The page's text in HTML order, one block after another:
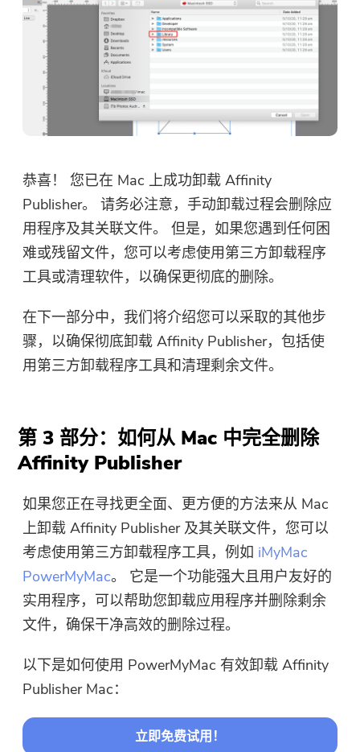
恭喜！ 您已在 Mac 上成功卸载 Affinity
Publisher。 请务必注意，手动卸载过程会删除应
用程序及其关联文件。 但是，如果您遇到任何困
难或残留文件，您可以考虑使用第三方卸载程序
工具或清理软件，以确保更彻底的删除。
在下一部分中，我们将介绍您可以采取的其他步
骤，以确保彻底卸载 Affinity Publisher，包括使
用第三方卸载程序工具和清理剩余文件。
第 3 部分：如何从 Mac 中完全删除
Affinity Publisher
如果您正在寻找更全面、更方便的方法来从 Mac
上卸载 Affinity Publisher 及其关联文件，您可以
考虑使用第三方卸载程序工具，例如 iMyMac
PowerMyMac。 它是一个功能强大且用户友好的
实用程序，可以帮助您卸载应用程序并删除剩余
文件，确保干净高效的删除过程。
以下是如何使用 PowerMyMac 有效卸载 Affinity
Publisher Mac：
立即免费试用！
感谢您的订阅！
感谢您的订阅！
下载链接和优惠券代码已发送至您的
电子邮件 user@email.com。 您也可
以点击按钮直接购买软件。